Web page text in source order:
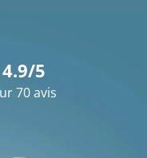
4.9/5
70 avis